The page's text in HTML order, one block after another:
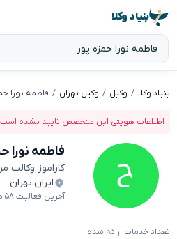
بنیاد وکلا
بنیاد وکلا وکیل وکیل تهران فاطمه نورا
اطلاعات هویتی این متخصص تایید نشده
فاطمه نورا
کاراموز وکالت
ایران،تهران
آخرین فعالیت ۵۸ ماه پیش
تعداد خدمات ارائه شده